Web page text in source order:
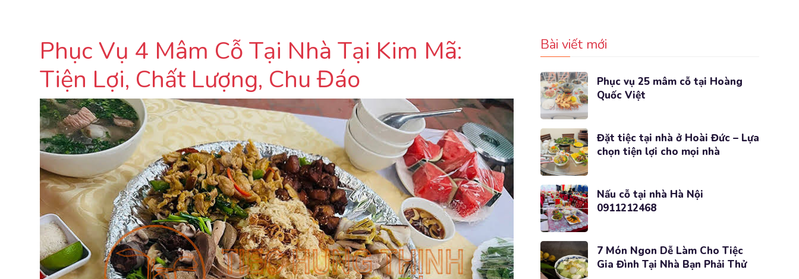
Phục Vụ 4 Mâm Cỗ Tại Nhà Tại Kim Mã:
Tiện Lợi, Chất Lượng, Chu Đáo
Bài viết mới
Phục vụ 25 mâm cỗ tại Hoàng
Quốc Việt
Đặt tiệc tại nhà ở Hoài Đức – Lựa
chọn tiện lợi cho mọi nhà
Nấu cỗ tại nhà Hà Nội
0911212468
7 Món Ngon Dễ Làm Cho Tiệc
Gia Đình Tại Nhà Bạn Phải Thử